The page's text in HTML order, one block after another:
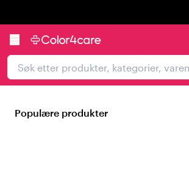
Populære produkter